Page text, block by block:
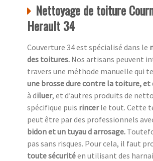
Nettoyage de toiture
Herault 34
Couverture 34 est spécialisé dans le
des toitures. Nos artisans peuvent
travers une méthode manuelle qui
une brosse dure contre la toiture, et
à diluer, et d’autres produits de
spécifique puis rincerle tout. Cette
peut être par des professionnels
bidon et un tuyau d arrosage.
pas sans risques. Pour cela, il faut
toute sécuritéen utilisant des